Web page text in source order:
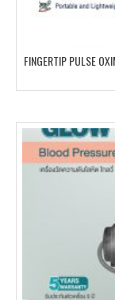
FINGERTIP PULSE